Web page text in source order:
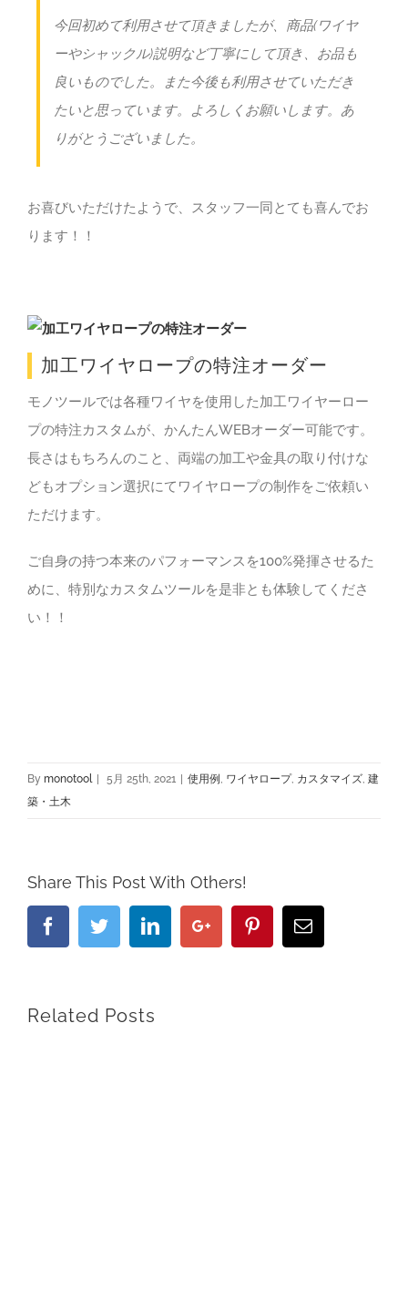
今回初めて利用させて頂きましたが、商品(ワイヤ
ーやシャックル)説明など丁寧にして頂き、お品も
良いものでした。また今後も利用させていただき
たいと思っています。よろしくお願いします。あ
りがとうございました。
お喜びいただけたようで、スタッフ一同とても喜んでお
ります！！
加工ワイヤロープの特注オーダー
モノツールでは各種ワイヤを使用した加工ワイヤーロー
プの特注カスタムが、かんたんWEBオーダー可能です。
長さはもちろんのこと、両端の加工や金具の取り付けな
どもオプション選択にてワイヤロープの制作をご依頼い
ただけます。
ご自身の持つ本来のパフォーマンスを100%発揮させるた
めに、特別なカスタムツールを是非とも体験してくださ
い！！
By monotool | 5月 25th, 2021 | 使用例 ワイヤロープ, カスタマイズ 建
築・土木
Share This Post With Others!
FacebookTwitterLinkedinGoogle+ PinterestEmail
Related Posts